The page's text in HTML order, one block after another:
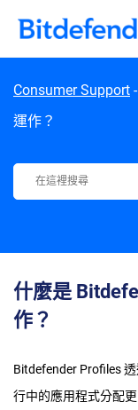
Consumer Support -
運作？
Bitdefender Support Center
什麼是
作？
Bitdefender Profiles
行中的應用程式分配